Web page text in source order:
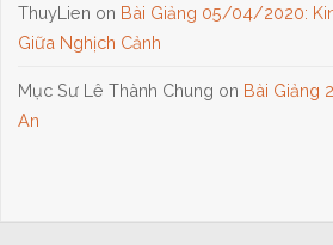
ThuyLien on Bài Giảng 05/04/2020:
Giữa Nghịch Cảnh
Mục Sư Lê Thành Chung on Bài Giảng
An